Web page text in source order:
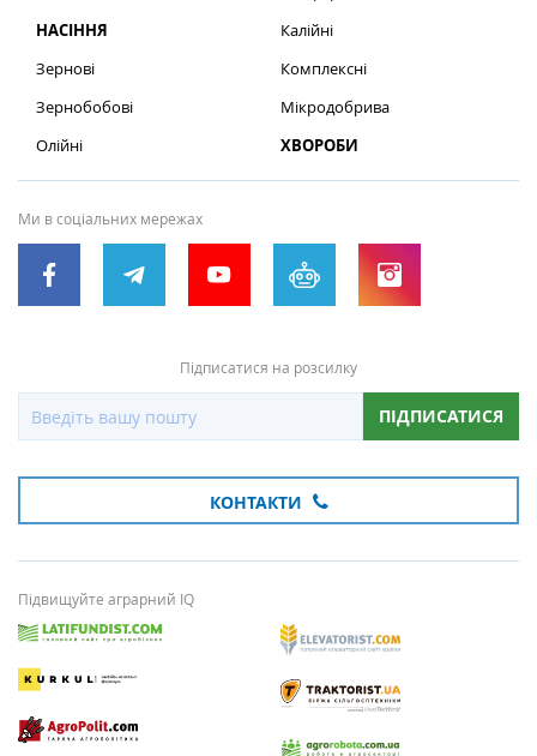
НАСІННЯ
Зернові
Зернобобові
Олійні
Калійні
Комплексні
Мікродобрива
ХВОРОБИ
Ми в соціальних мережах
Підписатися на розсилку
ПІДПИСАТИСЯ
КОНТАКТИ
Підвищуйте аграрний IQ